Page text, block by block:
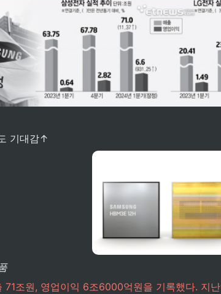
기대감↑
71조원, 영업이익 6조6000억원을 기록했다. 지